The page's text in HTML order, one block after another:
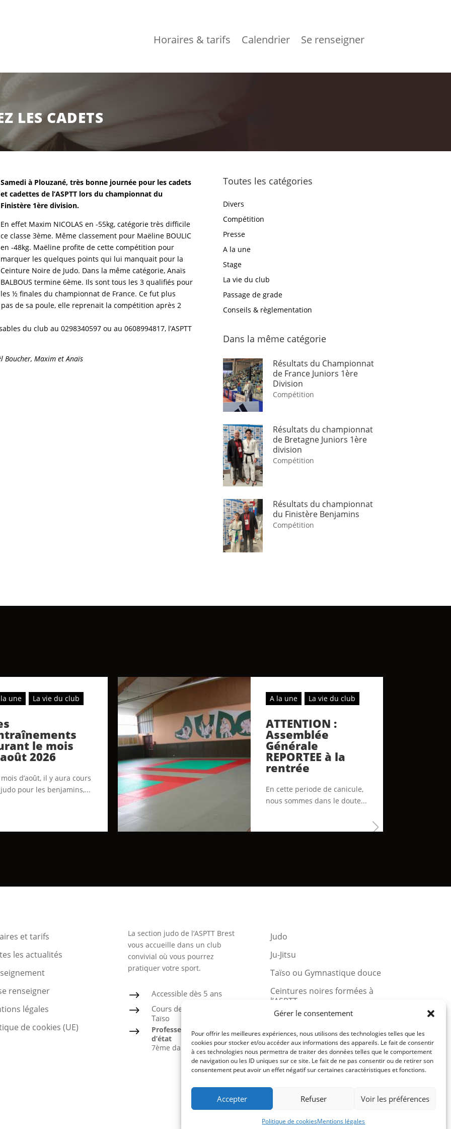
Gérer le consentement
Pour offrir les meilleures expériences, nous utilisons des technologies telles que les
cookies pour stocker et/ou accéder aux informations des appareils. Le fait de consentir
à ces technologies nous permettra de traiter des données telles que le comportement
de navigation ou les ID uniques sur ce site. Le fait de ne pas consentir ou de retirer son
consentement peut avoir un effet négatif sur certaines caractéristiques et fonctions.
Accepter Refuser Voir les préférences
Politique de cookiesMentions légales
Horaires & tarifs Calendrier Se renseigner
LES CADETS
Samedi à Plouzané, très bonne journée pour les cadets
et cadettes de l’ASPTT lors du championnat du
Finistère 1ère division.
En effet Maxim NICOLAS en -55kg, catégorie très difficile
ce classe 3ème. Même classement pour Maëline BOULIC
en -48kg. Maëline profite de cette compétition pour
marquer les quelques points qui lui manquait pour la
Ceinture Noire de Judo. Dans la même catégorie, Anaïs
BALBOUS termine 6ème. Ils sont tous les 3 qualifiés pour
les ½ finales du championnat de France. Ce fut plus
de sa poule, elle reprenait la compétition après 2
du club au 0298340597 ou au 0608994817, l’ASPTT
Boucher, Maxim et Anaïs
Toutes les catégories
Divers
Compétition
Presse
A la une
Stage
La vie du club
Passage de grade
Conseils & règlementation
Dans la même catégorie
Résultats du Championnat
de France Juniors 1ère
Division
Compétition
Résultats du championnat
de Bretagne Juniors 1ère
division
Compétition
Résultats du championnat
du Finistère Benjamins
Compétition
une La vie du club
le mois
2026
d’août, il y aura cours
pour les benjamins,...
A la une La vie du club
ATTENTION :
Assemblée
Générale
REPORTEE à la
rentrée
En cette periode de canicule,
nous sommes dans le doute...
et tarifs
les actualités
renseigner
légales
de cookies (UE)
La section judo de l’ASPTT Brest
vous accueille dans un club
convivial où vous pourrez
pratiquer votre sport.
$ Accessible dès 5 ans
$
Cours de Judo, Ju-Jitsu et
Taïso
$
Professeur diplômé
d’état
7ème dan
Judo
Ju-Jitsu
Taïso ou Gymnastique douce
Ceintures noires formées à
l’ASPTT
Comité du Finistère de Judo
Ligue de Bretagne de Judo
Fédération Française de Judo